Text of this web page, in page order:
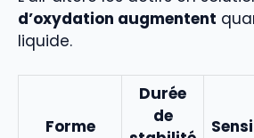
d’oxydation augmentent
liquide.
Forme
Durée
de